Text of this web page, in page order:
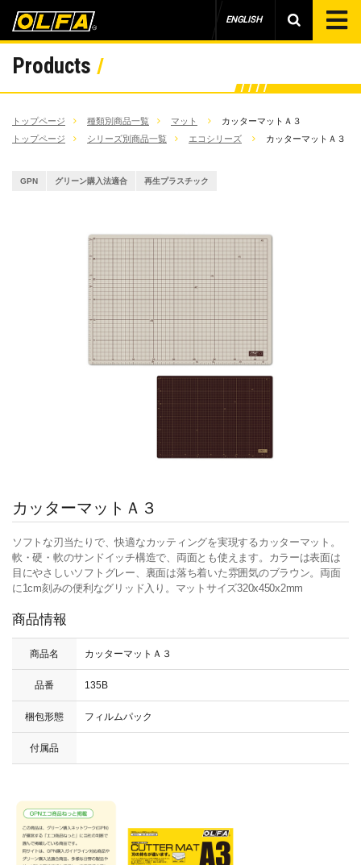
ENGLISH
Products
トップページ 種類別商品一覧 マット
カッターマットＡ３
トップページ
シリーズ別商品一覧 エコシリーズ カッターマットＡ３
GPN グリーン購入法適合 再生プラスチック
カッターマットＡ３
ソフトな刃当たりで、快適なカッティングを実現するカッターマット。
軟・硬・軟のサンドイッチ構造で、両面とも使えます。カラーは表面は
目にやさしいソフトグレー、裏面は落ち着いた雰囲気のブラウン。両面
に1cm刻みの便利なグリッド入り。マットサイズ320x450x2mm
商品情報
商品名 カッターマットＡ３
品番 135B
梱包形態 フィルムパック
付属品